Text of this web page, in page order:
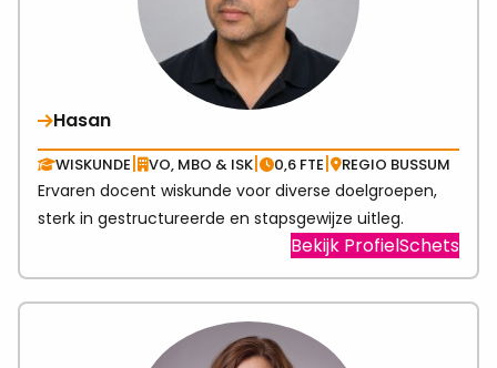
Hasan
WISKUNDE| VO, MBO & ISK| 0,6 FTE| REGIO BUSSUM
Ervaren docent wiskunde voor diverse doelgroepen,
sterk in gestructureerde en stapsgewijze uitleg.
Bekijk ProfielSchetsVisit
link
✉ Nieuwsbrief
Abonneer je op onze nieuwsbrief en
✓Passende vacatures
✓Toegang tot webinars
✓Blogs en onderwijsnieuws
Regelmatig leuke winacties
E-mailadres (Vereist)